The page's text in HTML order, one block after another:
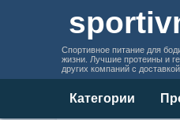
Спортивное питание для
жизни. Лучшие протеины и
других компаний с
Категории